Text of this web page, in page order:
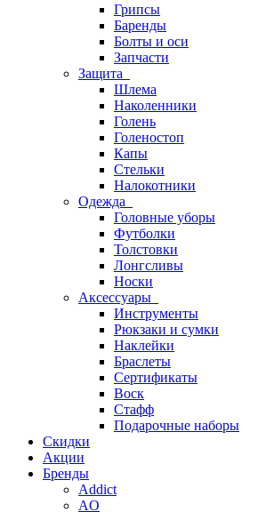
Грипсы
Баренды
Болты и оси
Запчасти
Защита
Шлема
Наколенники
Голень
Голеностоп
Капы
Стельки
Налокотники
Одежда
Головные уборы
Футболки
Толстовки
Лонгсливы
Носки
Аксессуары
Инструменты
Рюкзаки и сумки
Наклейки
Браслеты
Сертификаты
Воск
Стафф
Подарочные наборы
Скидки
Акции
Бренды
Addict
AO